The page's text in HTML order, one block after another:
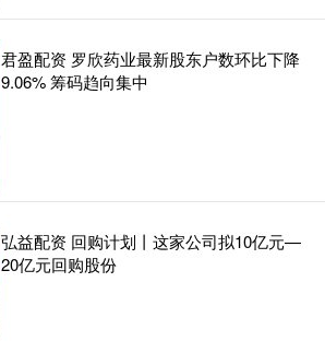
君盈配资 罗欣药业最新股东户数环比下降
9.06% 筹码趋向集中
弘益配资 回购计划丨这家公司拟10亿元—
20亿元回购股份